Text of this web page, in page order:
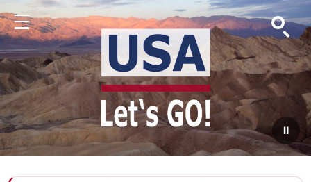
Menu Suche